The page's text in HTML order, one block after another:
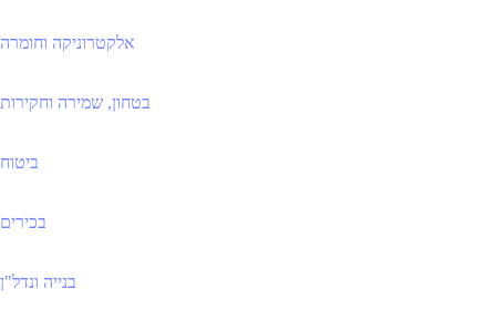
אלקטרוניקה וחומרה
בטחון, שמירה וחקירות
ביטוח
בכירים
בנייה ונדל"ן